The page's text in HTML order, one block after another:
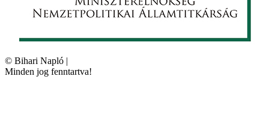
© Bihari Napló |
Minden jog fenntartva!